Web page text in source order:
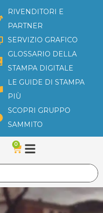
RIVENDITORI E
PARTNER
SERVIZIO GRAFICO
GLOSSARIO DELLA
STAMPA DIGITALE
LE GUIDE DI STAMPA
PIÙ
SCOPRI GRUPPO
SAMMITO
0
Carrello